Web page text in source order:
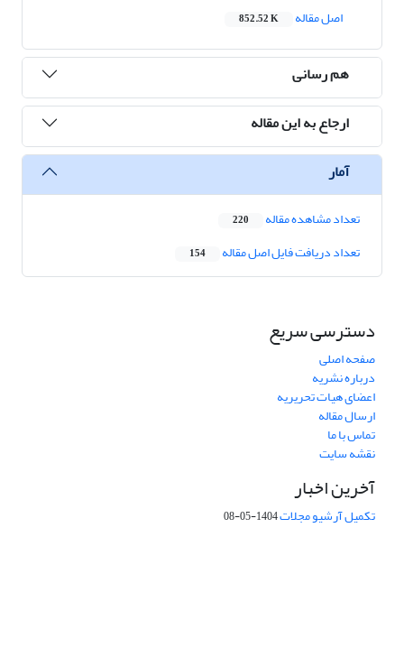
اصل مقاله
852.52 K
هم رسانی
ارجاع به این مقاله
آمار
تعداد مشاهده مقاله 220
تعداد دریافت فایل اصل مقاله 154
دسترسی سریع
صفحه اصلی
درباره نشریه
اعضای هیات تحریریه
ارسال مقاله
تماس با ما
نقشه سایت
آخرین اخبار
تکمیل آرشیو مجلات1404-05-08